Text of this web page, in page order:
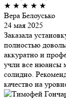
★ ★ ★ ★ ★
Вера Белоусько
24 мая 2025
Заказала
полностью
аккуратно и
учли все нюансы
солидно.
качество на